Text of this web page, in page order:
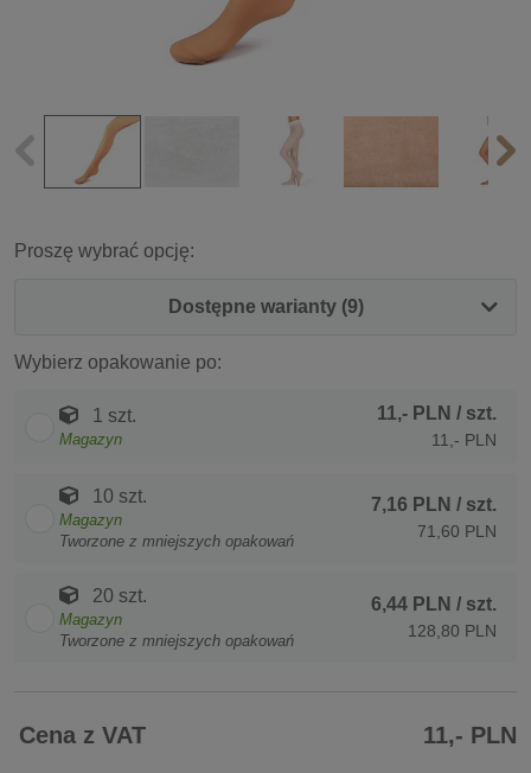
Proszę wybrać opcję:
Dostępne warianty (9)
Wybierz opakowanie po:
1 szt.
Magazyn
11,- PLN / szt.
11,- PLN
10 szt.
Magazyn
Tworzone z mniejszych opakowań
7,16 PLN / szt.
71,60 PLN
20 szt.
Magazyn
Tworzone z mniejszych opakowań
6,44 PLN / szt.
128,80 PLN
Cena z VAT 11,- PLN